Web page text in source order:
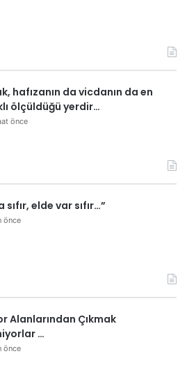
hafızanın da vicdanın da en
ölçüldüğü yerdir…
önce
sıfır, elde var sıfır…”
önce
Alanlarından Çıkmak
…
önce